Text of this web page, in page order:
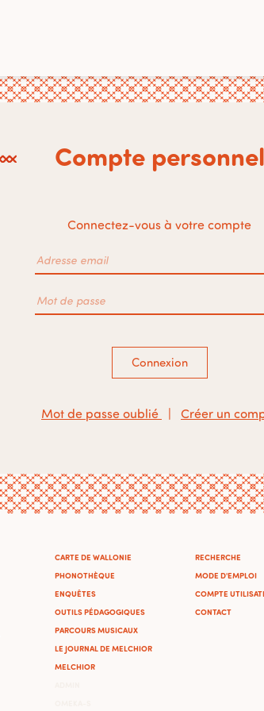
Compte personnel
Connectez-vous à votre compte
Connexion
Mot de passe oublié Créer un
CARTE DE WALLONIE
PHONOTHÈQUE
ENQUÊTES
OUTILS PÉDAGOGIQUES
PARCOURS MUSICAUX
LE JOURNAL DE MELCHIOR
MELCHIOR
RECHERCHE
MODE D'EMPLOI
COMPTE
CONTACT